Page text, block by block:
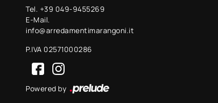
Tel. +39 049-9455269
E-Mail.
info@arredamentimarangoni.it
P.IVA 02571000286
Powered by